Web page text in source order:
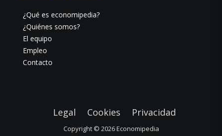
¿Qué es economipedia?
¿Quiénes somos?
El equipo
Empleo
Contacto
Legal Cookies Privacidad
Copyright © 2026Economipedia